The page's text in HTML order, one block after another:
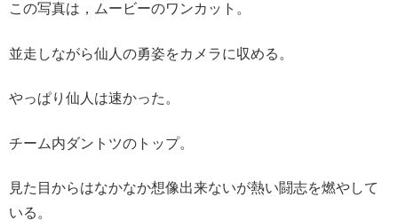
この写真は，ムービーのワンカット。
並走しながら仙人の勇姿をカメラに収める。
やっぱり仙人は速かった。
チーム内ダントツのトップ。
見た目からはなかなか想像出来ないが熱い闘志を燃やして
いる。